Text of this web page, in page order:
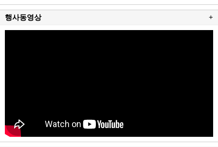
행사동영상 +